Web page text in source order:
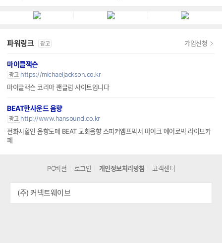
파워링크 광고 가입신청
마이클잭슨
광고 https://michaeljackson.co.kr
마이클잭슨 코리아 팬클럽 사이트입니다
BEAT한사운드 음향
광고 http://www.hansound.co.kr
전화시할인 음향도매 BEAT 교회음향 스피커앰프믹서 마이크 에어로빅 라이브카
페
PC버전 로그인 개인정보처리방침 고객센터
(주) 커넥트웨이브